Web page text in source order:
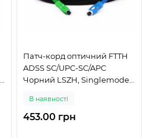
Патч-корд оптичний FTTH
ADSS SC/UPC-SC/APC
Чорний LSZH, Singlemode
В наявності
453.00 грн